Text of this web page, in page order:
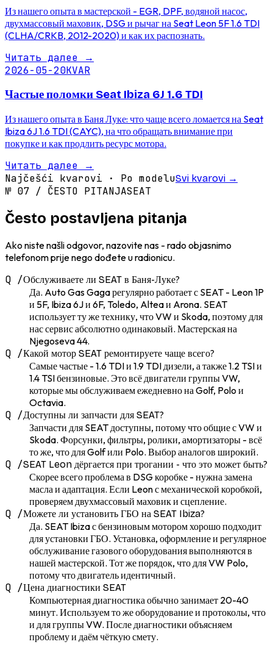
Из нашего опыта в мастерской - EGR, DPF, водяной насос,
двухмассовый маховик, DSG и рычаг на Seat Leon 5F 1.6 TDI
(CLHA/CRKB, 2012-2020) и как их распознать.
Читать далее →
2026-05-20KVAR
Частые поломки Seat Ibiza 6J 1.6 TDI
Из нашего опыта в Баня Луке: что чаще всего ломается на Seat
Ibiza 6J 1.6 TDI (CAYC), на что обращать внимание при
покупке и как продлить ресурс мотора.
Читать далее →
Najčešći kvarovi · Po modeluSvi kvarovi →
№ 07 / ČESTO PITANJASEAT
Često postavljena pitanja
Ako niste našli odgovor, nazovite nas - rado objasnimo
telefonom prije nego dođete u radionicu.
Q /Обслуживаете ли SEAT в Баня-Луке?
Да. Auto Gas Gaga регулярно работает с SEAT - Leon 1P
и 5F, Ibiza 6J и 6F, Toledo, Altea и Arona. SEAT
использует ту же технику, что VW и Skoda, поэтому для
нас сервис абсолютно одинаковый. Мастерская на
Njegoseva 44.
Q /Какой мотор SEAT ремонтируете чаще всего?
Самые частые - 1.6 TDI и 1.9 TDI дизели, а также 1.2 TSI и
1.4 TSI бензиновые. Это всё двигатели группы VW,
которые мы обслуживаем ежедневно на Golf, Polo и
Octavia.
Q /Доступны ли запчасти для SEAT?
Запчасти для SEAT доступны, потому что общие с VW и
Skoda. Форсунки, фильтры, ролики, амортизаторы - всё
то же, что для Golf или Polo. Выбор аналогов широкий.
Q /SEAT Leon дёргается при трогании - что это может быть?
Скорее всего проблема в DSG коробке - нужна замена
масла и адаптация. Если Leon с механической коробкой,
проверяем двухмассовый маховик и сцепление.
Q /Можете ли установить ГБО на SEAT Ibiza?
Да. SEAT Ibiza с бензиновым мотором хорошо подходит
для установки ГБО. Установка, оформление и регулярное
обслуживание газового оборудования выполняются в
нашей мастерской. Тот же порядок, что для VW Polo,
потому что двигатель идентичный.
Q /Цена диагностики SEAT
Компьютерная диагностика обычно занимает 20-40
минут. Используем то же оборудование и протоколы, что
и для группы VW. После диагностики объясняем
проблему и даём чёткую смету.